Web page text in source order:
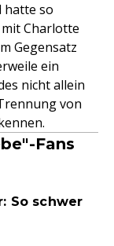
hatte so
Charlotte
Gegensatz
ein
nicht allein
von
Fans
So schwer